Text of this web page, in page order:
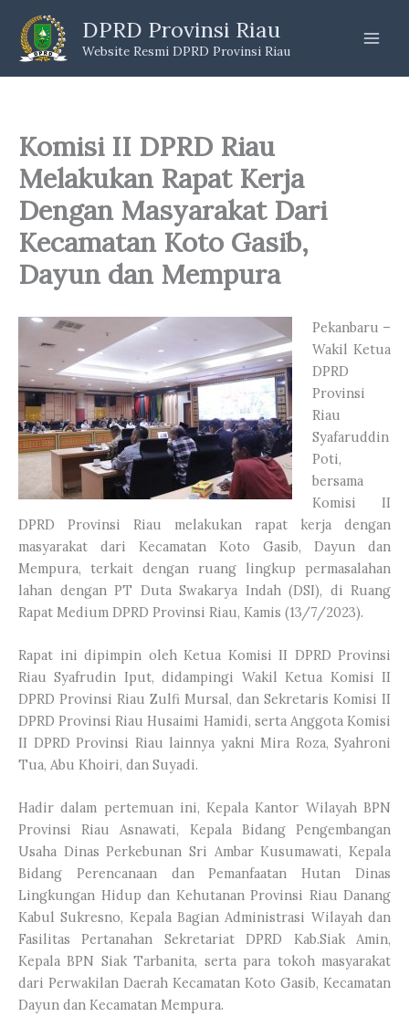
content
DPRD Provinsi Riau
Website Resmi DPRD Provinsi Riau
Komisi II DPRD Riau
Melakukan Rapat Kerja
Dengan Masyarakat Dari
Kecamatan Koto Gasib,
Dayun dan Mempura
Pekanbaru –
Wakil Ketua
DPRD
Provinsi
Riau
Syafaruddin
Poti,
bersama
Komisi II
DPRD Provinsi Riau melakukan rapat kerja dengan
masyarakat dari Kecamatan Koto Gasib, Dayun dan
Mempura, terkait dengan ruang lingkup permasalahan
lahan dengan PT Duta Swakarya Indah (DSI), di Ruang
Rapat Medium DPRD Provinsi Riau, Kamis (13/7/2023).
Rapat ini dipimpin oleh Ketua Komisi II DPRD Provinsi
Riau Syafrudin Iput, didampingi Wakil Ketua Komisi II
DPRD Provinsi Riau Zulfi Mursal, dan Sekretaris Komisi II
DPRD Provinsi Riau Husaimi Hamidi, serta Anggota Komisi
II DPRD Provinsi Riau lainnya yakni Mira Roza, Syahroni
Tua, Abu Khoiri, dan Suyadi.
Hadir dalam pertemuan ini, Kepala Kantor Wilayah BPN
Provinsi Riau Asnawati, Kepala Bidang Pengembangan
Usaha Dinas Perkebunan Sri Ambar Kusumawati, Kepala
Bidang Perencanaan dan Pemanfaatan Hutan Dinas
Lingkungan Hidup dan Kehutanan Provinsi Riau Danang
Kabul Sukresno, Kepala Bagian Administrasi Wilayah dan
Fasilitas Pertanahan Sekretariat DPRD Kab.Siak Amin,
Kepala BPN Siak Tarbanita, serta para tokoh masyarakat
dari Perwakilan Daerah Kecamatan Koto Gasib, Kecamatan
Dayun dan Kecamatan Mempura.